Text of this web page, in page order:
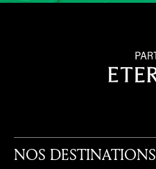
NOS DESTINATIONS